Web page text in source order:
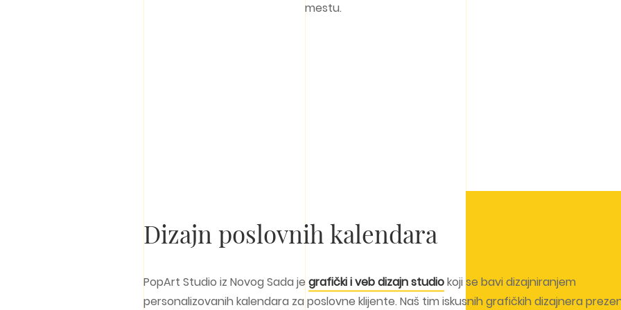
mestu.
Dizajn poslovnih kalendara
PopArt Studio iz Novog Sada je grafički i veb dizajn studiokoji se bavi dizajniranjem
personalizovanih kalendara za poslovne klijente. Naš tim iskusnih grafičkih dizajnera